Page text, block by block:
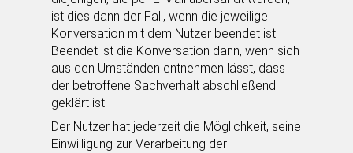
ist dies dann der Fall, wenn die jeweilige
Konversation mit dem Nutzer beendet ist.
Beendet ist die Konversation dann, wenn sich
aus den Umständen entnehmen lässt, dass
der betroffene Sachverhalt abschließend
geklärt ist.
Der Nutzer hat jederzeit die Möglichkeit, seine
Einwilligung zur Verarbeitung der